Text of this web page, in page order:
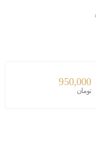
950,000
تومان